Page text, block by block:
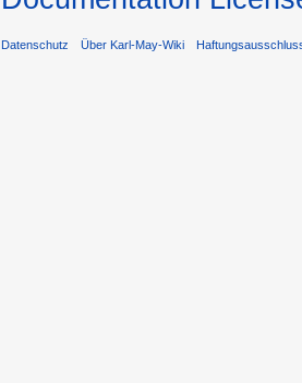
Datenschutz Über Karl-May-Wiki